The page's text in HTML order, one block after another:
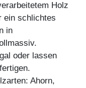
Holz
ein schlichtes
in
oder lassen
Ahorn,